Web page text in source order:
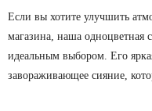
Если вы хотите улучшить
магазина, наша одноцветная
идеальным выбором. Его
завораживающее сияние,